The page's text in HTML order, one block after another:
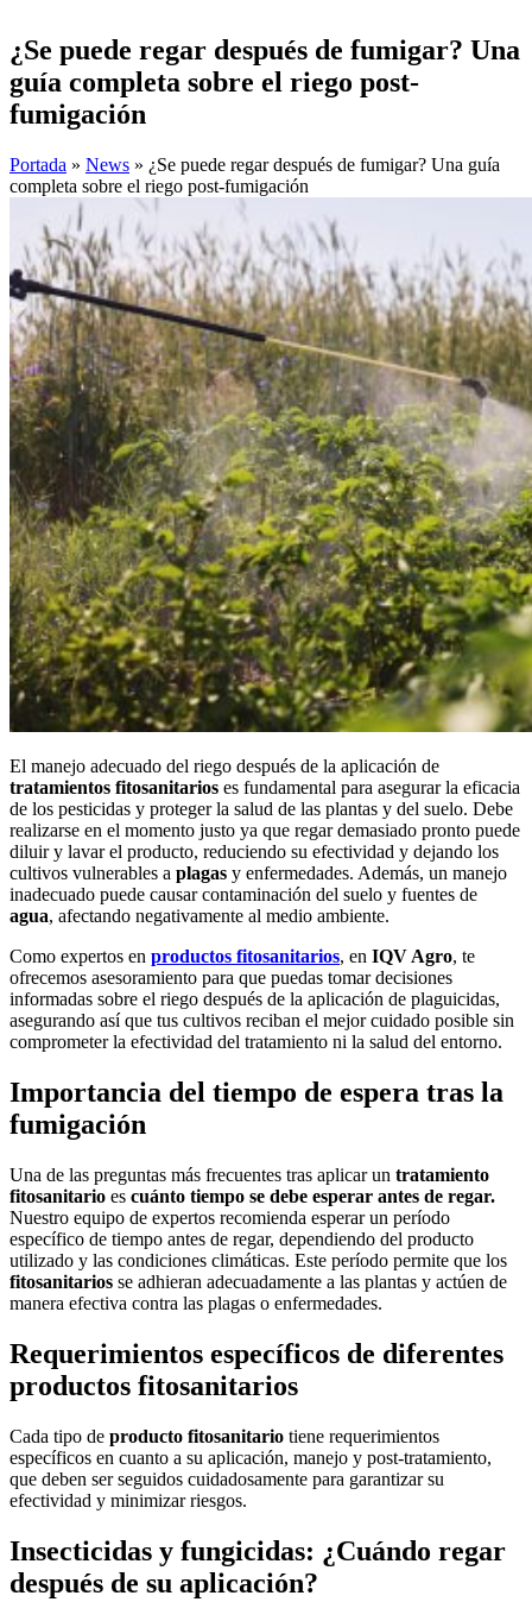
¿Se puede regar después de fumigar? Una
guía completa sobre el riego post-
fumigación
Portada » News » ¿Se puede regar después de fumigar? Una guía
completa sobre el riego post-fumigación
El manejo adecuado del riego después de la aplicación de
tratamientos fitosanitarios es fundamental para asegurar la eficacia
de los pesticidas y proteger la salud de las plantas y del suelo. Debe
realizarse en el momento justo ya que regar demasiado pronto puede
diluir y lavar el producto, reduciendo su efectividad y dejando los
cultivos vulnerables a plagas y enfermedades. Además, un manejo
inadecuado puede causar contaminación del suelo y fuentes de
agua, afectando negativamente al medio ambiente.
Como expertos en productos fitosanitarios, en IQV Agro, te
ofrecemos asesoramiento para que puedas tomar decisiones
informadas sobre el riego después de la aplicación de plaguicidas,
asegurando así que tus cultivos reciban el mejor cuidado posible sin
comprometer la efectividad del tratamiento ni la salud del entorno.
Importancia del tiempo de espera tras la
fumigación
Una de las preguntas más frecuentes tras aplicar un tratamiento
fitosanitario es cuánto tiempo se debe esperar antes de regar.
Nuestro equipo de expertos recomienda esperar un período
específico de tiempo antes de regar, dependiendo del producto
utilizado y las condiciones climáticas. Este período permite que los
fitosanitarios se adhieran adecuadamente a las plantas y actúen de
manera efectiva contra las plagas o enfermedades.
Requerimientos específicos de diferentes
productos fitosanitarios
Cada tipo de producto fitosanitario tiene requerimientos
específicos en cuanto a su aplicación, manejo y post-tratamiento,
que deben ser seguidos cuidadosamente para garantizar su
efectividad y minimizar riesgos.
Insecticidas y fungicidas: ¿Cuándo regar
después de su aplicación?